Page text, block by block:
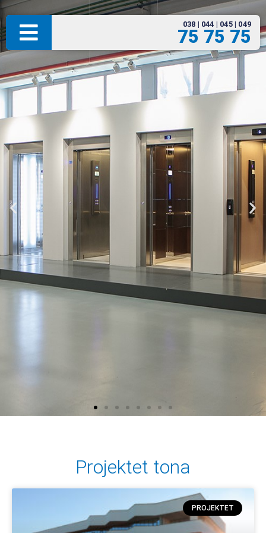
038 | 044 | 045 | 049
75 75 75
Projektet tona
PROJEKTET